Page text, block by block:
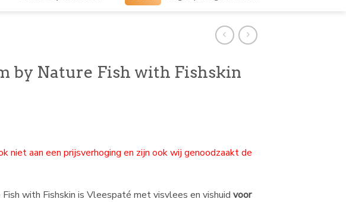
by Nature Fish with Fishskin
niet aan een prijsverhoging en zijn ook wij genoodzaakt de
with Fishskin is Vleespaté met visvlees en vishuid voor